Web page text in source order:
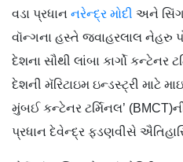
વડા પ્રધાન નરેન્દ્ર મોદી અને
વૉન્ગના હસ્તે જવાહરલાલ નેહરુ
દેશના સૌથી લાંબા કાર્ગો કન્ટેનર
દેશની મૅરિટાઇમ ઇન્ડસ્ટ્રી માટે
મુંબઈ કન્ટેનર ટર્મિનલ’
પ્રધાન દેવેન્દ્ર ફડણવીસે